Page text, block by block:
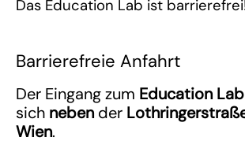
Das Education Lab ist
Barrierefreie Anfahrt
Der Eingang zum Education Lab
sich neben der
Wien.